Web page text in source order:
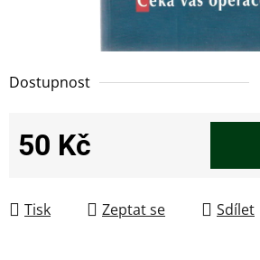
Dostupnost
50 Kč
Tisk Zeptat se Sdílet